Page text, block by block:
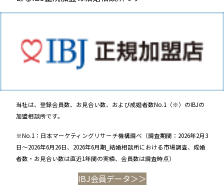
当社は、登録会員数、お見合い数、および成婚者数No.1（※）のIBJの
加盟相談所です。
※No.1：日本マーケティングリサーチ機構調べ（調査期間：2026年2月3
日～2026年6月26日、2026年6月期_結婚相談所における市場調査、成婚
者数・お見合い数は直近1年間の実績、会員数は調査時点）
IBJ会員データ＞＞